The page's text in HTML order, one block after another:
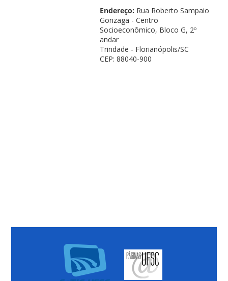
Endereço: Rua Roberto Sampaio
Gonzaga - Centro
Socioeconômico, Bloco G, 2º
andar
Trindade - Florianópolis/SC
CEP: 88040-900